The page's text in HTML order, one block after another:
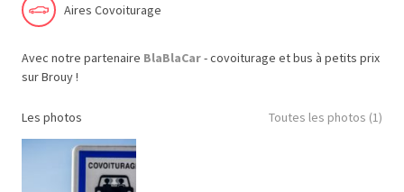
Aires Covoiturage
Avec notre partenaire BlaBlaCar- covoiturage et bus à petits prix
sur Brouy !
Les photos Toutes les photos (1)